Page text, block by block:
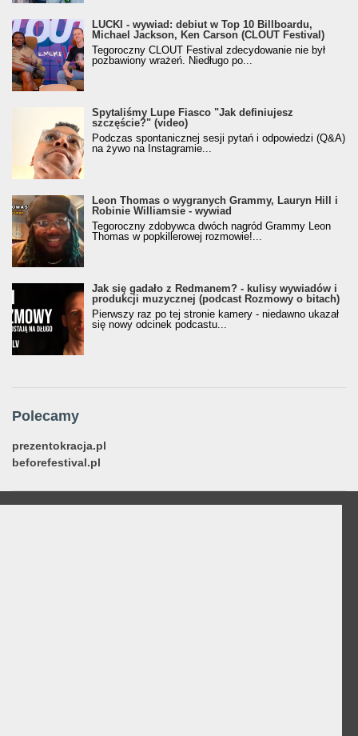
LUCKI - wywiad: debiut w Top 10 Billboardu,
Michael Jackson, Ken Carson (CLOUT Festival)
Tegoroczny CLOUT Festival zdecydowanie nie był
pozbawiony wrażeń. Niedługo po...
Spytaliśmy Lupe Fiasco "Jak definiujesz
szczęście?" (video)
Podczas spontanicznej sesji pytań i odpowiedzi (Q&A)
na żywo na Instagramie...
Leon Thomas o wygranych Grammy, Lauryn Hill i
Robinie Williamsie - wywiad
Tegoroczny zdobywca dwóch nagród Grammy Leon
Thomas w popkillerowej rozmowie!...
Jak się gadało z Redmanem? - kulisy wywiadów i
produkcji muzycznej (podcast Rozmowy o bitach)
Pierwszy raz po tej stronie kamery - niedawno ukazał
się nowy odcinek podcastu...
Polecamy
prezentokracja.pl
beforefestival.pl